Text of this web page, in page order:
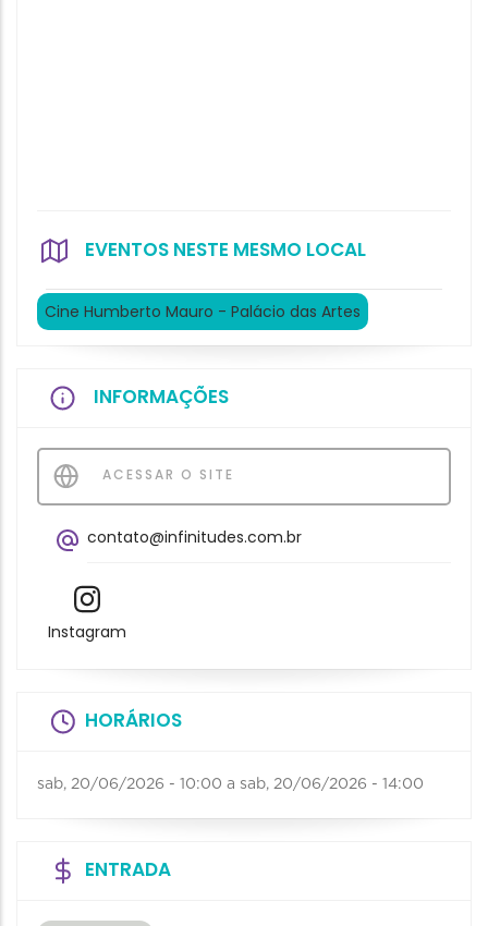
EVENTOS NESTE MESMO LOCAL
Cine Humberto Mauro - Palácio das Artes
INFORMAÇÕES
ACESSAR O SITE
contato@infinitudes.com.br
Instagram
HORÁRIOS
sab, 20/06/2026 - 10:00 a sab, 20/06/2026 - 14:00
ENTRADA